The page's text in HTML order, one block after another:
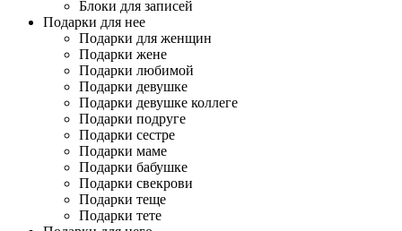
Блоки для записей
Подарки для нее
Подарки для женщин
Подарки жене
Подарки любимой
Подарки девушке
Подарки девушке коллеге
Подарки подруге
Подарки сестре
Подарки маме
Подарки бабушке
Подарки свекрови
Подарки теще
Подарки тете